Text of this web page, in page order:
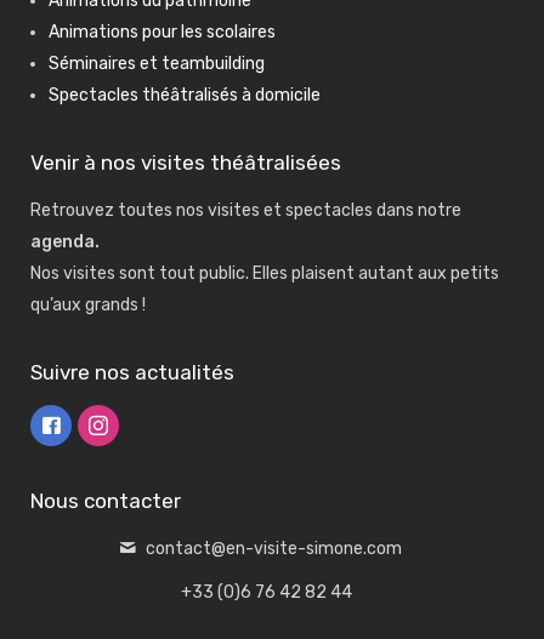
Animations pour les scolaires
Séminaires et teambuilding
Spectacles théâtralisés à domicile
Venir à nos visites théâtralisées
Retrouvez toutes nos visites et spectacles dans notre
agenda.
Nos visites sont tout public. Elles plaisent autant aux petits
qu’aux grands !
Suivre nos actualités
Nous contacter
contact@en-visite-simone.com
+33 (0)6 76 42 82 44